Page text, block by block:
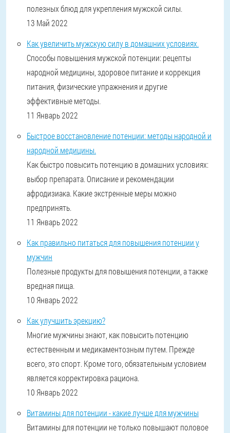
полезных блюд для укрепления мужской силы.
13 Май 2022
Как увеличить мужскую силу в домашних условиях.
Способы повышения мужской потенции: рецепты
народной медицины, здоровое питание и коррекция
питания, физические упражнения и другие
эффективные методы.
11 Январь 2022
Быстрое восстановление потенции: методы народной и
народной медицины.
Как быстро повысить потенцию в домашних условиях:
выбор препарата. Описание и рекомендации
афродизиака. Какие экстренные меры можно
предпринять.
11 Январь 2022
Как правильно питаться для повышения потенции у
мужчин
Полезные продукты для повышения потенции, а также
вредная пища.
10 Январь 2022
Как улучшить эрекцию?
Многие мужчины знают, как повысить потенцию
естественным и медикаментозным путем. Прежде
всего, это спорт. Кроме того, обязательным условием
является корректировка рациона.
10 Январь 2022
Витамины для потенции - какие лучше для мужчины
Витамины для потенции не только повышают половое